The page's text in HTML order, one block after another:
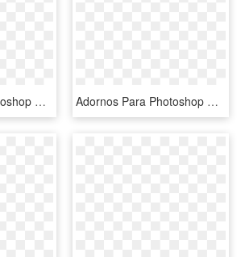
Adornos Para Photoshop Destellos, Colgantes, Estrellas - Sketch, HD Png Download Adornos Para Photoshop Destellos, Colgantes, Estrellas - Johns Hopkins Logo White, HD Png Download